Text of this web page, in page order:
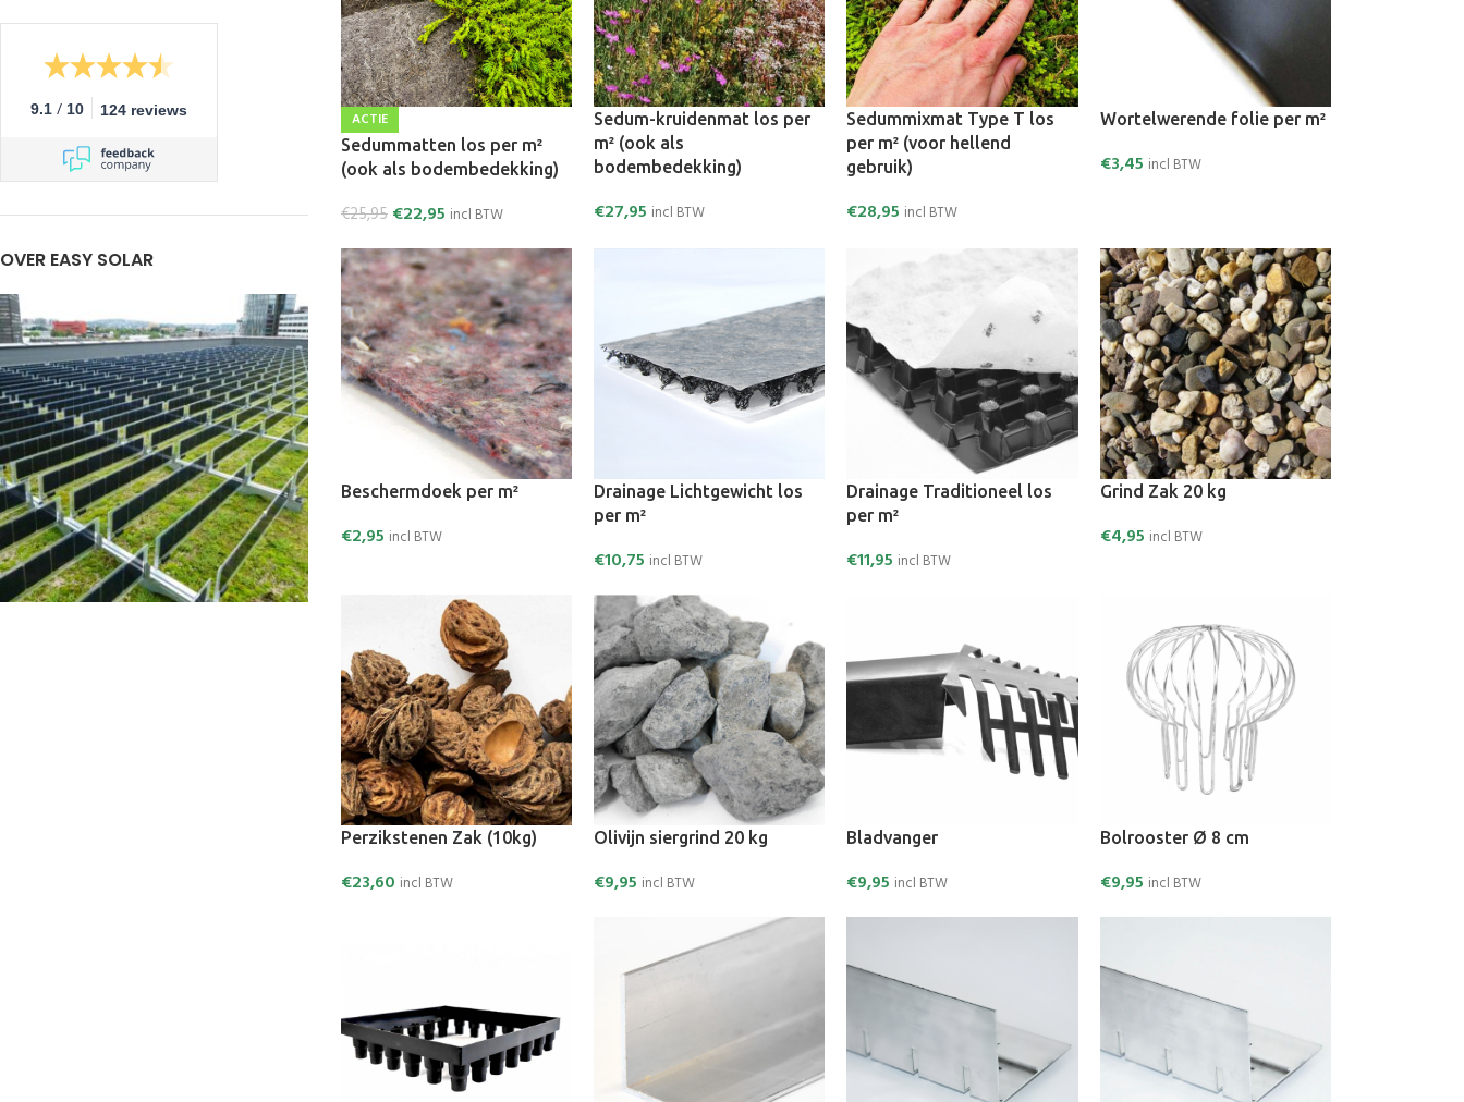
9.1 / 10 124 reviews
OVER EASY SOLAR
ACTIE
Sedummatten los per m²
(ook als bodembedekking)
€25,95 €22,95 incl BTW
Sedum-kruidenmat los per
m² (ook als
bodembedekking)
€27,95 incl BTW
Sedummixmat Type T los
per m² (voor hellend
gebruik)
€28,95 incl BTW
Wortelwerende folie per m²
€3,45 incl BTW
Beschermdoek per m²
€2,95 incl BTW
Drainage Lichtgewicht los
per m²
€10,75 incl BTW
Drainage Traditioneel los
per m²
€11,95 incl BTW
Grind Zak 20 kg
€4,95 incl BTW
Perzikstenen Zak (10kg)
€23,60 incl BTW
Olivijn siergrind 20 kg
€9,95 incl BTW
Bladvanger
€9,95 incl BTW
Bolrooster Ø 8 cm
€9,95 incl BTW